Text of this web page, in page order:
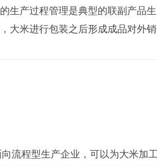
生产过程管理是典型的联副产品
大米进行包装之后形成成品对外销
流程型生产企业，可以为大米加